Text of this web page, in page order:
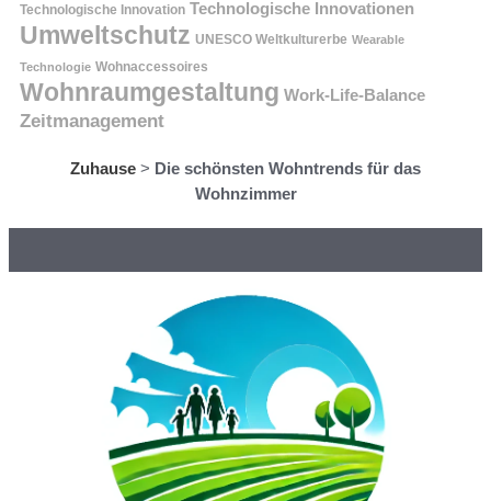
Technologische Innovation Technologische Innovationen
Umweltschutz UNESCO Weltkulturerbe Wearable
Technologie Wohnaccessoires
Wohnraumgestaltung Work-Life-Balance
Zeitmanagement
Zuhause > Die schönsten Wohntrends für das
Wohnzimmer